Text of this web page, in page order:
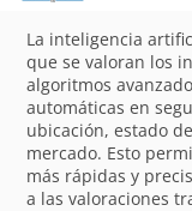
La inteligencia
que se valoran los
algoritmos
automáticas en
ubicación, estado
mercado. Esto
más rápidas y
a las valoraciones